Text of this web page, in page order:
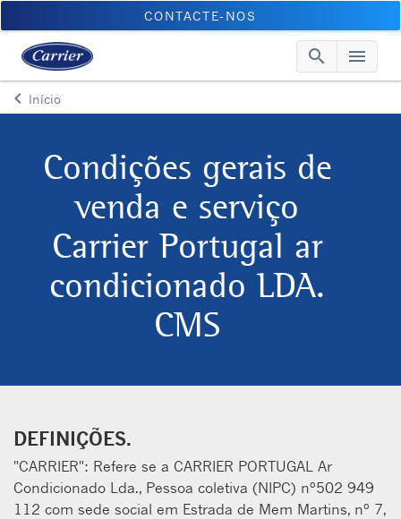
CONTACTE-NOS
search menu
keyboard_arrow_leftArrow back
Início
Condições gerais de
venda e serviço
Carrier Portugal ar
condicionado LDA.
CMS
DEFINIÇÕES.
"CARRIER": Refere se a CARRIER PORTUGAL Ar
Condicionado Lda., Pessoa coletiva (NIPC) nº502 949
112 com sede social em Estrada de Mem Martins, nº 7,